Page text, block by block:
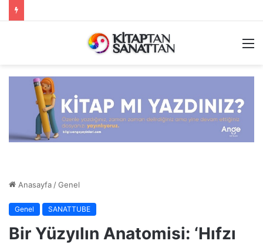
Anasayfa /Genel
Genel SANATTUBE
Bir Yüzyılın Anatomisi: ‘Hıfzı